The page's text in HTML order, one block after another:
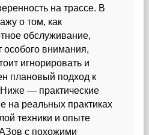
на трассе. В
о том, как
обслуживание,
особого внимания,
игнорировать и
плановый подход к
— практические
на реальных практиках
техники и опыте
с похожими